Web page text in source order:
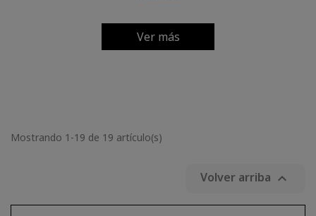
Ver más
Mostrando 1-19 de 19 artículo(s)
Volver arriba 